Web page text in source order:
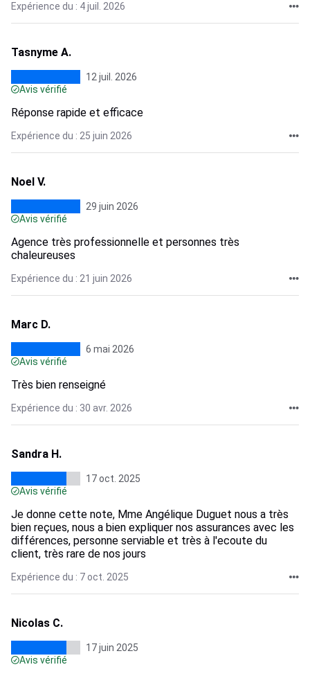
Expérience du : 4 juil. 2026
Tasnyme A.
12 juil. 2026
Avis vérifié
Réponse rapide et efficace
Expérience du : 25 juin 2026
Noel V.
29 juin 2026
Avis vérifié
Agence très professionnelle et personnes très
chaleureuses
Expérience du : 21 juin 2026
Marc D.
6 mai 2026
Avis vérifié
Très bien renseigné
Expérience du : 30 avr. 2026
Sandra H.
17 oct. 2025
Avis vérifié
Je donne cette note, Mme Angélique Duguet nous a très
bien reçues, nous a bien expliquer nos assurances avec les
différences, personne serviable et très à l'ecoute du
client, très rare de nos jours
Expérience du : 7 oct. 2025
Nicolas C.
17 juin 2025
Avis vérifié